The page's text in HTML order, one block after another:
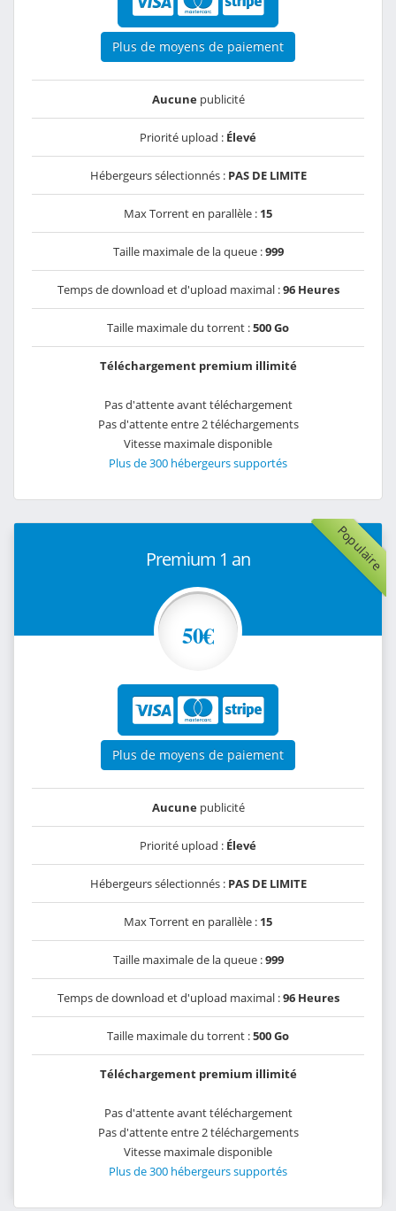
Plus de moyens de paiement
Aucunepublicité
Priorité upload : Élevé
Hébergeurs sélectionnés : PAS DE LIMITE
Max Torrent en parallèle : 15
Taille maximale de la queue :999
Temps de download et d'upload maximal :96 Heures
Taille maximale du torrent :500 Go
Téléchargement premium illimité
Pas d'attente avant téléchargement
Pas d'attente entre 2 téléchargements
Vitesse maximale disponible
Plus de 300 hébergeurs supportés
Populaire
Premium 1 an
50€
Plus de moyens de paiement
Aucunepublicité
Priorité upload : Élevé
Hébergeurs sélectionnés : PAS DE LIMITE
Max Torrent en parallèle : 15
Taille maximale de la queue :999
Temps de download et d'upload maximal :96 Heures
Taille maximale du torrent :500 Go
Téléchargement premium illimité
Pas d'attente avant téléchargement
Pas d'attente entre 2 téléchargements
Vitesse maximale disponible
Plus de 300 hébergeurs supportés